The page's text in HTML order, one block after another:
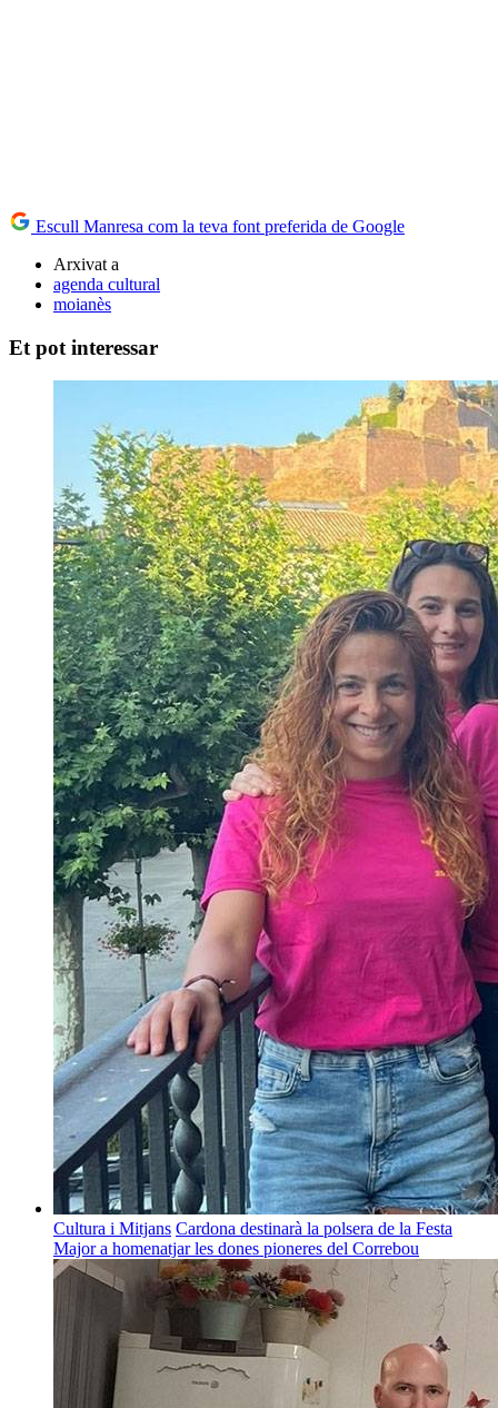
Escull Manresa com la teva font preferida de Google
Arxivat a
agenda cultural
moianès
Et pot interessar
Cultura i Mitjans Cardona destinarà la polsera de la Festa
Major a homenatjar les dones pioneres del Correbou